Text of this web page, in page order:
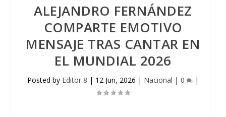
ALEJANDRO FERNÁNDEZ
COMPARTE EMOTIVO
MENSAJE TRAS CANTAR EN
EL MUNDIAL 2026
Posted by Editor 8 | 12 Jun, 2026 | Nacional | 0 |